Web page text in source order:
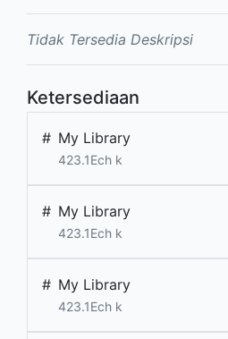
Tidak Tersedia Deskripsi
Ketersediaan
# My Library
423.1Ech k
# My Library
423.1Ech k
# My Library
423.1Ech k